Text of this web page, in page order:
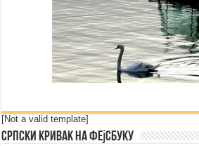
[Not a valid template]
Српски Кривак на Фејсбуку